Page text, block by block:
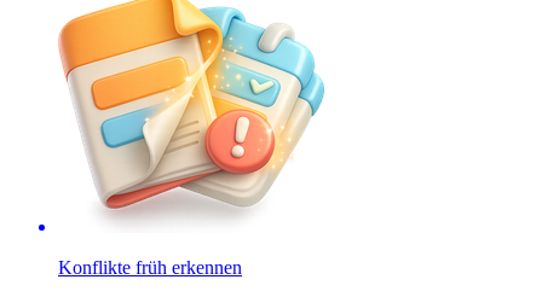
Konflikte früh erkennen